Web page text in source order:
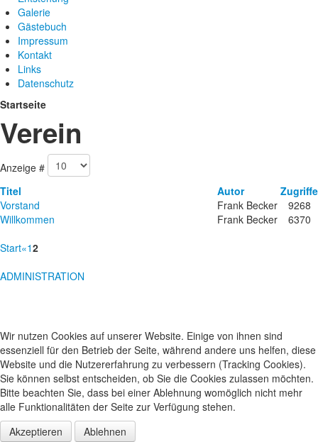
Galerie
Gästebuch
Impressum
Kontakt
Links
Datenschutz
Startseite
Verein
Anzeige #
Titel
Autor
Zugriffe
Vorstand
Frank Becker
9268
Willkommen
Frank Becker
6370
Start«12
ADMINISTRATION
Wir nutzen Cookies auf unserer Website. Einige von ihnen sind
essenziell für den Betrieb der Seite, während andere uns helfen, diese
Website und die Nutzererfahrung zu verbessern (Tracking Cookies).
Sie können selbst entscheiden, ob Sie die Cookies zulassen möchten.
Bitte beachten Sie, dass bei einer Ablehnung womöglich nicht mehr
alle Funktionalitäten der Seite zur Verfügung stehen.
Akzeptieren
Ablehnen